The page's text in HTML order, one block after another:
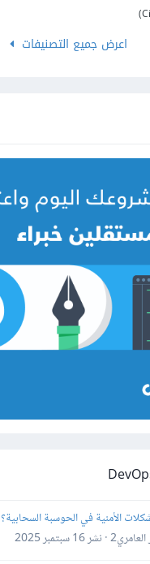
اعرض جميع التصنيفات
الأمنية في الحوسبة السحابية؟
· نشر
16 سبتمبر 2025